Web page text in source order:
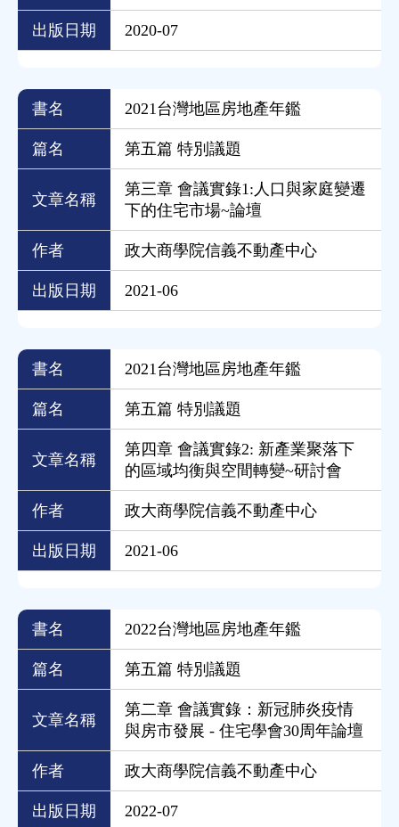
出版日期 2020-07
書名 2021台灣地區房地產年鑑
篇名 第五篇 特別議題
文章名稱
第三章 會議實錄1:人口與家庭變遷
下的住宅市場~論壇
作者 政大商學院信義不動產中心
出版日期 2021-06
書名 2021台灣地區房地產年鑑
篇名 第五篇 特別議題
文章名稱
第四章 會議實錄2: 新產業聚落下
的區域均衡與空間轉變~研討會
作者 政大商學院信義不動產中心
出版日期 2021-06
書名 2022台灣地區房地產年鑑
篇名 第五篇 特別議題
文章名稱
第二章 會議實錄：新冠肺炎疫情
與房市發展 - 住宅學會30周年論壇
作者 政大商學院信義不動產中心
出版日期 2022-07